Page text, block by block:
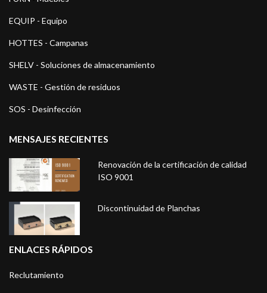
EQUIP - Equipo
HOTTES - Campanas
SHELV - Soluciones de almacenamiento
WASTE - Gestión de residuos
SOS - Desinfección
MENSAJES RECIENTES
Renovación de la certificación de calidad
ISO 9001
Discontinuidad de Planchas
ENLACES RÁPIDOS
Reclutamiento